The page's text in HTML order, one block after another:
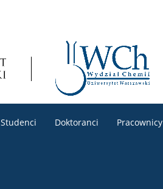
Studenci Doktoranci Pracownicy